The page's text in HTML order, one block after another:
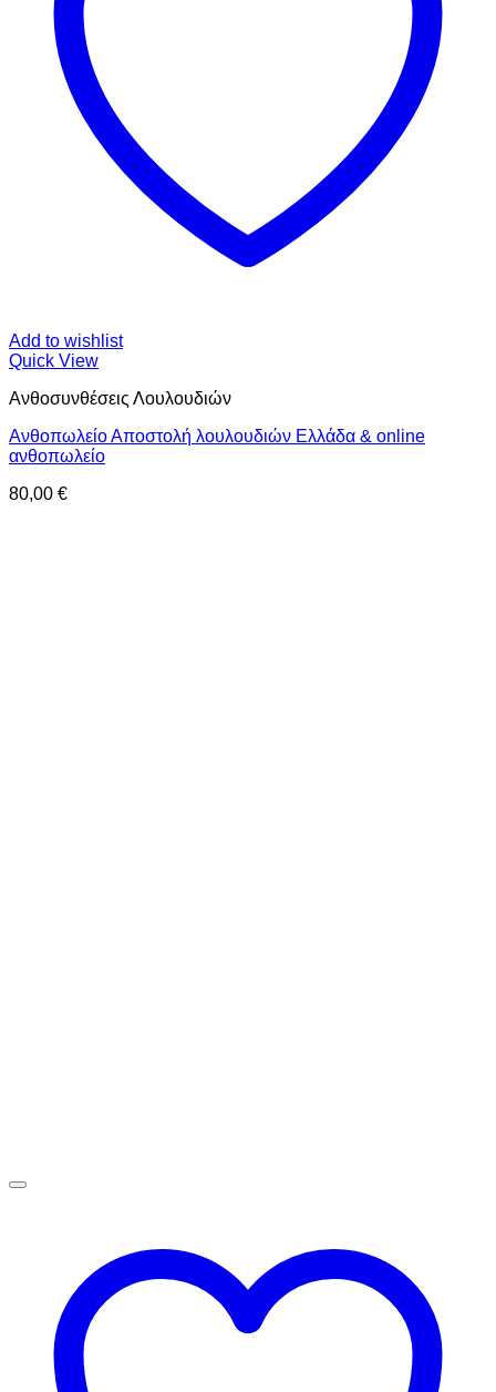
Add to wishlist
Quick View
Ανθοσυνθέσεις Λουλουδιών
Ανθοπωλείο Αποστολή λουλουδιών Ελλάδα & online
ανθοπωλείο
80,00 €